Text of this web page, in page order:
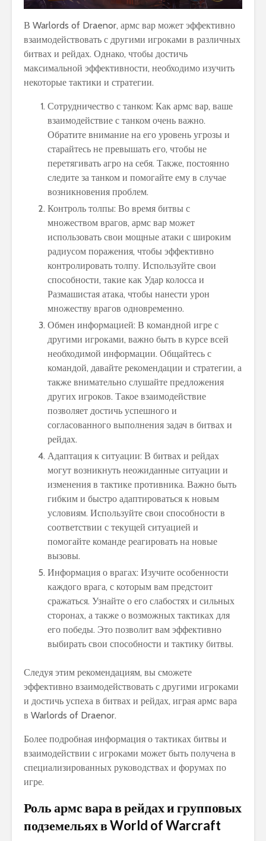
В Warlords of Draenor, армс вар может эффективно
взаимодействовать с другими игроками в различных
битвах и рейдах. Однако, чтобы достичь
максимальной эффективности, необходимо изучить
некоторые тактики и стратегии.
Сотрудничество с танком: Как армс вар, ваше
взаимодействие с танком очень важно.
Обратите внимание на его уровень угрозы и
старайтесь не превышать его, чтобы не
перетягивать агро на себя. Также, постоянно
следите за танком и помогайте ему в случае
возникновения проблем.
Контроль толпы: Во время битвы с
множеством врагов, армс вар может
использовать свои мощные атаки с широким
радиусом поражения, чтобы эффективно
контролировать толпу. Используйте свои
способности, такие как Удар колосса и
Размашистая атака, чтобы нанести урон
множеству врагов одновременно.
Обмен информацией: В командной игре с
другими игроками, важно быть в курсе всей
необходимой информации. Общайтесь с
командой, давайте рекомендации и стратегии, а
также внимательно слушайте предложения
других игроков. Такое взаимодействие
позволяет достичь успешного и
согласованного выполнения задач в битвах и
рейдах.
Адаптация к ситуации: В битвах и рейдах
могут возникнуть неожиданные ситуации и
изменения в тактике противника. Важно быть
гибким и быстро адаптироваться к новым
условиям. Используйте свои способности в
соответствии с текущей ситуацией и
помогайте команде реагировать на новые
вызовы.
Информация о врагах: Изучите особенности
каждого врага, с которым вам предстоит
сражаться. Узнайте о его слабостях и сильных
сторонах, а также о возможных тактиках для
его победы. Это позволит вам эффективно
выбирать свои способности и тактику битвы.
Следуя этим рекомендациям, вы сможете
эффективно взаимодействовать с другими игроками
и достичь успеха в битвах и рейдах, играя армс вара
в Warlords of Draenor.
Более подробная информация о тактиках битвы и
взаимодействии с игроками может быть получена в
специализированных руководствах и форумах по
игре.
Роль армс вара в рейдах и групповых
подземельях в World of Warcraft